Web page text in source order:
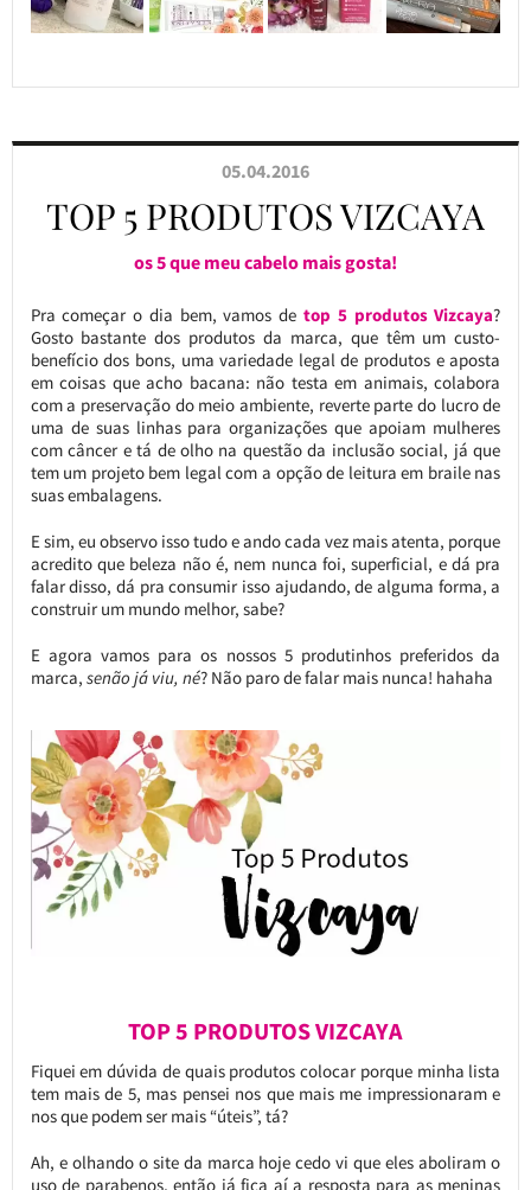
05.04.2016
TOP 5 PRODUTOS VIZCAYA
os 5 que meu cabelo mais gosta!
Pra começar o dia bem, vamos detop 5 produtos Vizcaya?
Gosto bastante dos produtos da marca, que têm um custo-
benefício dos bons, uma variedade legal de produtos e aposta
em coisas que acho bacana: não testa em animais, colabora
com a preservação do meio ambiente, reverte parte do lucro de
uma de suas linhas para organizações que apoiam mulheres
com câncer e tá de olho na questão da inclusão social, já que
tem um projeto bem legal com a opção de leitura em braile nas
suas embalagens.
E sim, eu observo isso tudo e ando cada vez mais atenta, porque
acredito que beleza não é, nem nunca foi, superficial, e dá pra
falar disso, dá pra consumir isso ajudando, de alguma forma, a
construir um mundo melhor, sabe?
E agora vamos para os nossos 5 produtinhos preferidos da
marca, senão já viu, né? Não paro de falar mais nunca! hahaha
TOP 5 PRODUTOS VIZCAYA
Fiquei em dúvida de quais produtos colocar porque minha lista
tem mais de 5, mas pensei nos que mais me impressionaram e
nos que podem ser mais “úteis”, tá?
Ah, e olhando o site da marca hoje cedo vi que eles aboliram o
uso de parabenos, então já fica aí a resposta para as meninas